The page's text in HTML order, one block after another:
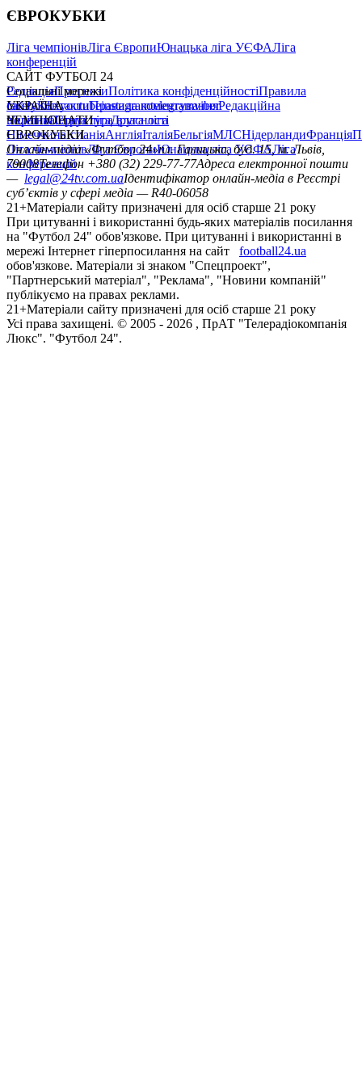
ЄВРОКУБКИ
Ліга чемпіонівЛіга ЄвропиЮнацька ліга УЄФАЛіга
конференцій
САЙТ ФУТБОЛ 24
РедакціяПрогнозиПолітика конфіденційностіПравила
сайтуКонтактиПравила коментуванняРедакційна
політикаСтруктура власності
Соціальні мережі
facebookxyoutubeinstagramtelegramviber
УКРАЇНА
УкраїнаПерша лігаДруга ліга
ЧЕМПІОНАТИ
НімеччинаІспаніяАнгліяІталіяБельгіяМЛСНідерландиФранція
ЄВРОКУБКИ
Ліга чемпіонівЛіга ЄвропиЮнацька ліга УЄФАЛіга
конференцій
Онлайн-медіа «Футбол 24»пл. Галицька, буд. 15, м. Львів,
79008Телефон +380 (32) 229-77-77Адреса електронної пошти
— legal@24tv.com.uaІдентифікатор онлайн-медіа в Реєстрі
суб’єктів у сфері медіа — R40-06058
21+Матеріали сайту призначені для осіб старше 21 року
При цитуванні і використанні будь-яких матеріалів посилання
на "Футбол 24" обов'язкове. При цитуванні і використанні в
мережі Інтернет гіперпосилання на сайт
football24.ua
обов'язкове. Матеріали зі знаком "Спецпроект",
"Партнерський матеріал", "Реклама", "Новини компаній"
публікуємо на правах реклами.
21+Матеріали сайту призначені для осіб старше 21 року
Усi права захищенi. © 2005 - 2026 , ПрАТ "Телерадіокомпанія
Люкс". "Футбол 24".